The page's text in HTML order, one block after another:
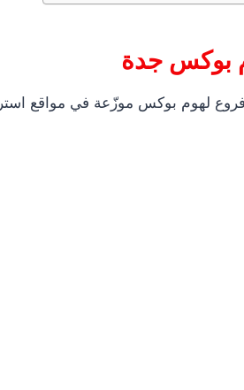
بوكس جدة
لهوم بوكس موزّعة في مواقع